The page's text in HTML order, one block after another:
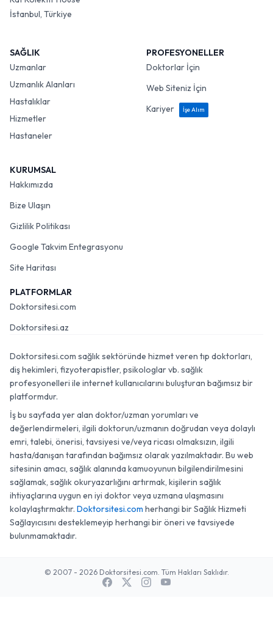
İstanbul, Türkiye
SAĞLIK
Uzmanlar
Uzmanlık Alanları
Hastalıklar
Hizmetler
Hastaneler
PROFESYONELLER
Doktorlar İçin
Web Siteniz İçin
Kariyer
İşe Alım
KURUMSAL
Hakkımızda
Bize Ulaşın
Gizlilik Politikası
Google Takvim Entegrasyonu
Site Haritası
PLATFORMLAR
Doktorsitesi.com
Doktorsitesi.az
Doktorsitesi.com sağlık sektöründe hizmet veren tıp doktorları,
diş hekimleri, fizyoterapistler, psikologlar vb. sağlık
profesyonelleri ile internet kullanıcılarını buluşturan bağımsız bir
platformdur.
İş bu sayfada yer alan doktor/uzman yorumları ve
değerlendirmeleri, ilgili doktorun/uzmanın doğrudan veya dolaylı
emri, talebi, önerisi, tavsiyesi ve/veya ricası olmaksızın, ilgili
hasta/danışan tarafından bağımsız olarak yazılmaktadır. Bu web
sitesinin amacı, sağlık alanında kamuoyunun bilgilendirilmesini
sağlamak, sağlık okuryazarlığını artırmak, kişilerin sağlık
ihtiyaçlarına uygun en iyi doktor veya uzmana ulaşmasını
kolaylaştırmaktır. Doktorsitesi.com herhangi bir Sağlık Hizmeti
Sağlayıcısını desteklemeyip herhangi bir öneri ve tavsiyede
bulunmamaktadır.
© 2007 - 2026 Doktorsitesi.com. Tüm Hakları Saklıdır.